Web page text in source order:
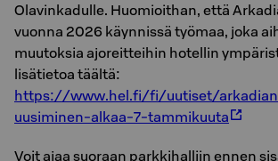
Olavinkadulle. Huomioithan, että
vuonna 2026 käynnissä työmaa, joka
muutoksia ajoreitteihin hotellin
lisätietoa täältä:
https://www.hel.fi/fi/uutiset/
uusiminen-alkaa-7-tammikuuta
Voit ajaa suo­raan park­ki­hal­liin ennen